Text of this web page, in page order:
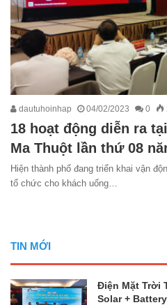
dautuhoinhap 04/02/2023 0
18 hoạt động diễn ra
Ma Thuột lần thứ 08
Hiện thành phố đang triển khai vận
tổ chức cho khách uống…
TIN MỚI
Điện Mặt Trời
Solar +